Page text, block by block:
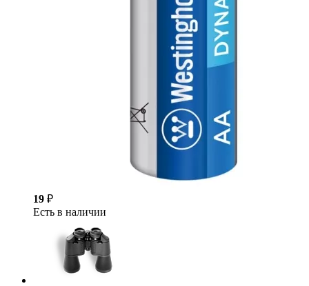
19 ₽
Есть в наличии